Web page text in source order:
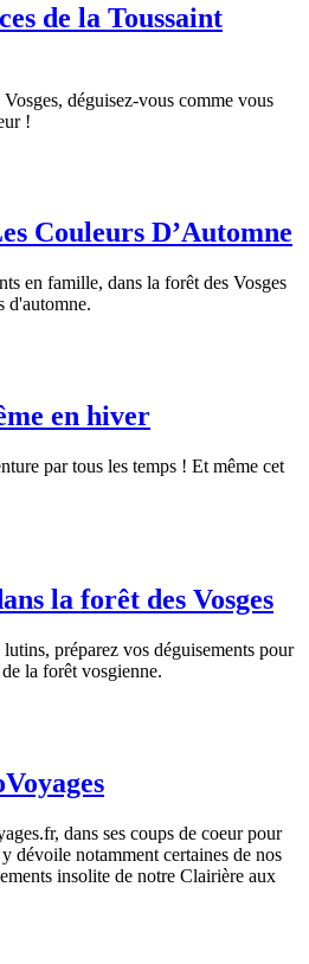
de la Toussaint
déguisez-vous comme vous
!
Couleurs D’Automne
en famille, dans la forêt des Vosges
d'automne.
en hiver
par tous les temps ! Et même cet
la forêt des Vosges
préparez vos déguisements pour
la forêt vosgienne.
dans ses coups de coeur pour
dévoile notamment certaines de nos
insolite de notre Clairière aux